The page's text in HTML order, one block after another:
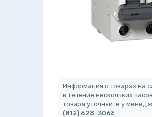
Информация о товарах на
в течение нескольких
товара уточняйте у
(812) 628-3068